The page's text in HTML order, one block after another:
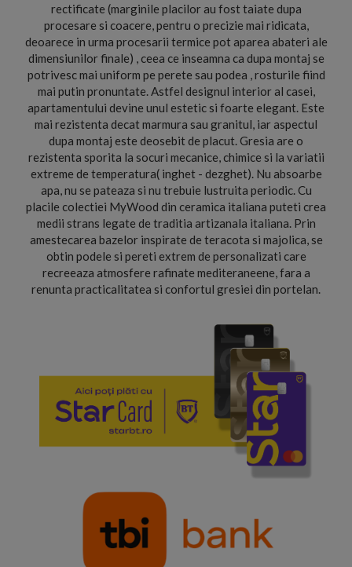
rectificate (marginile placilor au fost taiate dupa
procesare si coacere, pentru o precizie mai ridicata,
deoarece in urma procesarii termice pot aparea abateri ale
dimensiunilor finale) , ceea ce inseamna ca dupa montaj se
potrivesc mai uniform pe perete sau podea , rosturile fiind
mai putin pronuntate. Astfel designul interior al casei,
apartamentului devine unul estetic si foarte elegant. Este
mai rezistenta decat marmura sau granitul, iar aspectul
dupa montaj este deosebit de placut. Gresia are o
rezistenta sporita la socuri mecanice, chimice si la variatii
extreme de temperatura( inghet - dezghet). Nu absoarbe
apa, nu se pateaza si nu trebuie lustruita periodic. Cu
placile colectiei MyWood din ceramica italiana puteti crea
medii strans legate de traditia artizanala italiana. Prin
amestecarea bazelor inspirate de teracota si majolica, se
obtin podele si pereti extrem de personalizati care
recreeaza atmosfere rafinate mediteraneene, fara a
renunta practicalitatea si confortul gresiei din portelan.